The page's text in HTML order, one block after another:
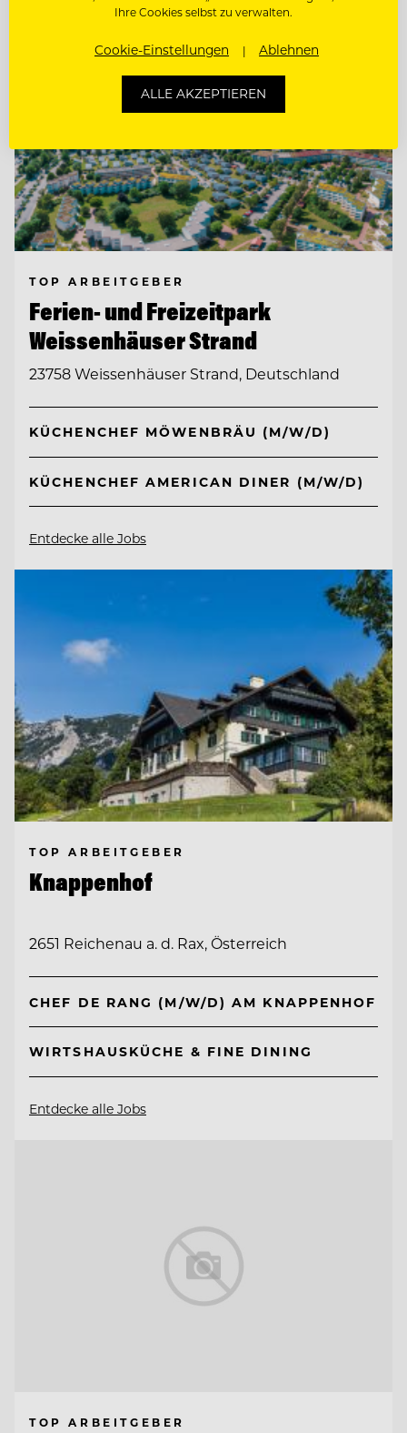
TOP ARBEITGEBER
Ferien- und Freizeitpark
Weissenhäuser Strand
23758 Weissenhäuser Strand, Deutschland
KÜCHENCHEF MÖWENBRÄU (M/W/D)
KÜCHENCHEF AMERICAN DINER (M/W/D)
Entdecke alle Jobs
TOP ARBEITGEBER
Knappenhof
2651 Reichenau a. d. Rax, Österreich
CHEF DE RANG (M/W/D) AM KNAPPENHOF
WIRTSHAUSKÜCHE & FINE DINING
Entdecke alle Jobs
TOP ARBEITGEBER
Ihre Cookies selbst zu verwalten.
Cookie-Einstellungen Ablehnen
ALLE AKZEPTIEREN